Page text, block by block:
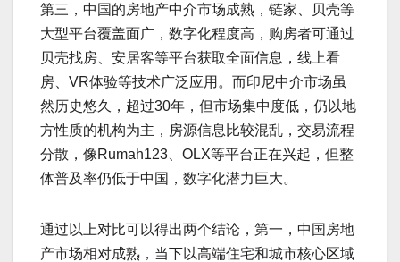
第三，中国的房地产中介市场成熟，链家、贝壳等
大型平台覆盖面广，数字化程度高，购房者可通过
贝壳找房、安居客等平台获取全面信息，线上看
房、VR体验等技术广泛应用。而印尼中介市场虽
然历史悠久，超过30年，但市场集中度低，仍以地
方性质的机构为主，房源信息比较混乱，交易流程
分散，像Rumah123、OLX等平台正在兴起，但整
体普及率仍低于中国，数字化潜力巨大。
通过以上对比可以得出两个结论，第一，中国房地
产市场相对成熟，当下以高端住宅和城市核心区域